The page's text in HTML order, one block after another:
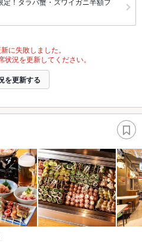
に失敗しました。
況を更新してください。
を更新する